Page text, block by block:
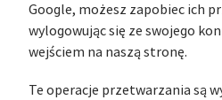
Google, możesz zapobiec ich
wylogowując się ze swojego
wejściem na naszą stronę.
Te operacje przetwarzania są